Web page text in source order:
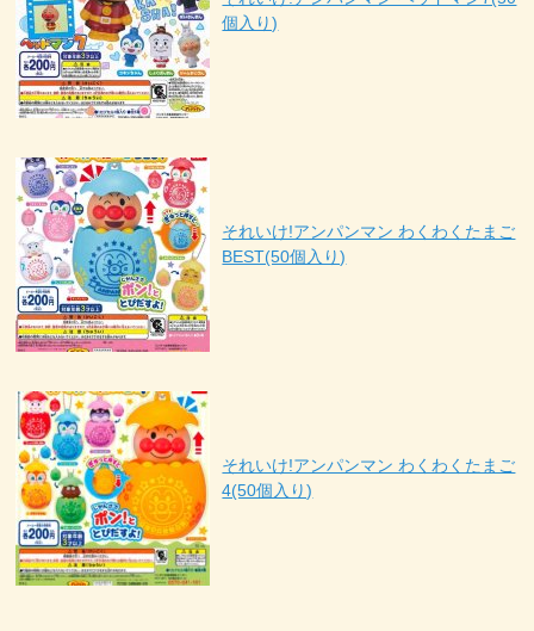
個入り)
それいけ!アンパンマン わくわくたまご
BEST(50個入り)
それいけ!アンパンマン わくわくたまご
4(50個入り)